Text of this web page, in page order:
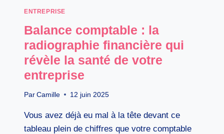
ENTREPRISE
Balance comptable : la
radiographie financière qui
révèle la santé de votre
entreprise
Par Camille 12 juin 2025
Vous avez déjà eu mal à la tête devant ce
tableau plein de chiffres que votre comptable